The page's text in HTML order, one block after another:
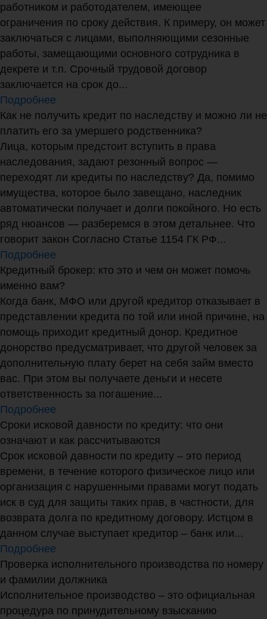
работником и работодателем, имеющее
ограничения по сроку действия. К примеру, он может
заключаться с лицами, выполняющими сезонные
работы, замещающими основного сотрудника в
декрете и т.п. Срочный трудовой договор
заключается на срок до...
Подробнее
Как не получить кредит по наследству и можно ли не
платить его за умершего родственника?
Лица, которым предстоит вступить в права
наследования, задают резонный вопрос —
переходят ли кредиты по наследству? Да, помимо
имущества, которое было завещано, наследник
автоматически получает и долги покойного. Но есть
ряд нюансов — разберемся в этом детальнее. Что
говорит закон Согласно Статье 1154 ГК РФ...
Подробнее
Кредитный брокер: кто это и чем он может помочь
именно вам?
Когда банк, МФО или другой кредитор отказывает в
представлении кредита по той или иной причине, на
помощь приходит кредитный донор. Кредитное
донорство предусматривает, что другой человек за
дополнительную плату берет на себя займ вместо
вас. При этом вы получаете деньги и несете
ответственность за погашение...
Подробнее
Сроки исковой давности по кредиту: что они
означают и как рассчитываются
Срок исковой давности по кредиту – это период
времени, в течение которого физическое лицо или
организация с нарушенными правами могут подать
иск в суд для защиты таких прав, в частности, для
возврата долга по кредитному договору. Истцом в
данном случае выступает кредитор – банк или...
Подробнее
Проверка исполнительного производства по номеру
и фамилии должника
Исполнительное производство – это официальная
процедура по принудительному взысканию